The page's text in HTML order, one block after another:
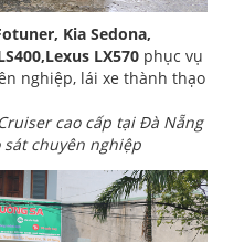
Kia Sedona,
LX570 phục vụ
nghiệp, lái xe thành thạo
cao cấp tại Đà Nẵng
chuyên nghiệp